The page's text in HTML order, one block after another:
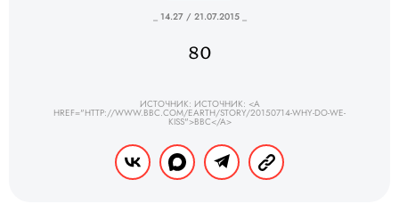
_ 14.27 / 21.07.2015 _
80
ИСТОЧНИК: ИСТОЧНИК: <A
HREF="HTTP://WWW.BBC.COM/EARTH/STORY/20150714-WHY-DO-WE-
KISS">BBC</A>